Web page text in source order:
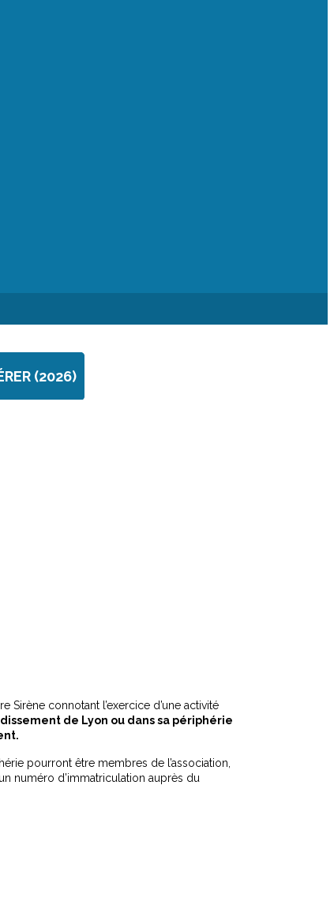
(2026)
Sirène connotant l’exercice d’une activité
de Lyon ou dans sa périphérie
pourront être membres de l’association,
numéro d’immatriculation auprès du